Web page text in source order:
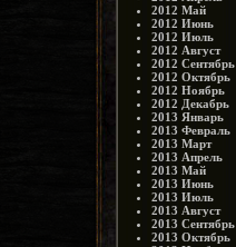
2012 Май
2012 Июнь
2012 Июль
2012 Август
2012 Сентябрь
2012 Октябрь
2012 Ноябрь
2012 Декабрь
2013 Январь
2013 Февраль
2013 Март
2013 Апрель
2013 Май
2013 Июнь
2013 Июль
2013 Август
2013 Сентябрь
2013 Октябрь